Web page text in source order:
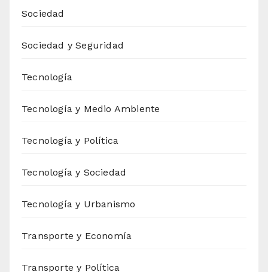
Sociedad
Sociedad y Seguridad
Tecnología
Tecnología y Medio Ambiente
Tecnología y Política
Tecnología y Sociedad
Tecnología y Urbanismo
Transporte y Economía
Transporte y Política